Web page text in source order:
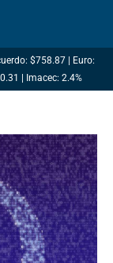
$758.87 | Euro:
| Imacec: 2.4%